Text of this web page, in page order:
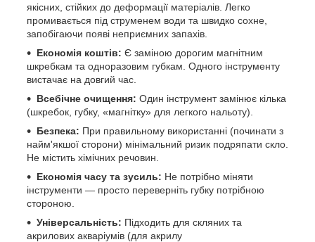
якісних, стійких до деформації матеріалів. Легко
промивається під струменем води та швидко сохне,
запобігаючи появі неприємних запахів.
Економія коштів: Є заміною дорогим магнітним
шкребкам та одноразовим губкам. Одного інструменту
вистачає на довгий час.
Всебічне очищення: Один інструмент замінює кілька
(шкребок, губку, «магнітку» для легкого нальоту).
Безпека: При правильному використанні (починати з
найм'якшої сторони) мінімальний ризик подряпати скло.
Не містить хімічних речовин.
Економія часу та зусиль: Не потрібно міняти
інструменти — просто переверніть губку потрібною
стороною.
Універсальність: Підходить для скляних та
акрилових акваріумів (для акрилу